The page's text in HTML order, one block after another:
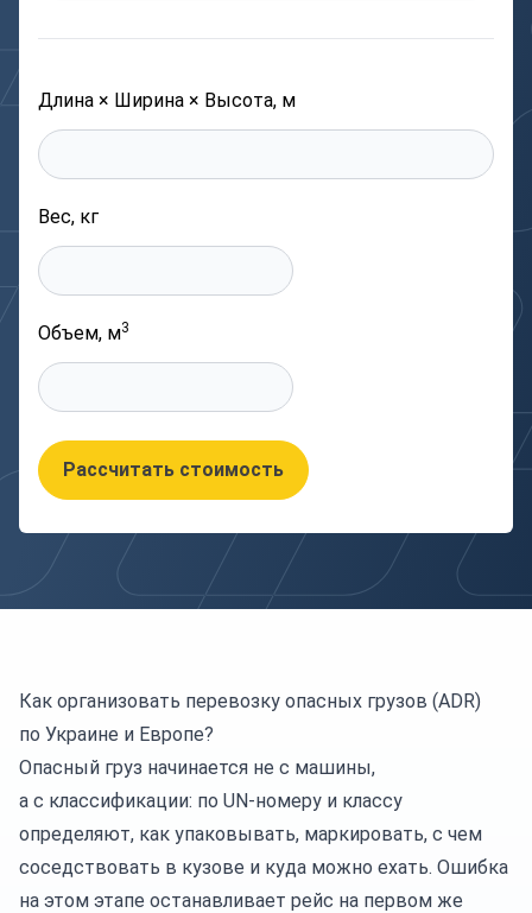
Длина × Ширина × Высота, м
Вес, кг
Объем, м3
Рассчитать стоимость
Как организовать перевозку опасных грузов (ADR)
по Украине и Европе?
Опасный груз начинается не с машины,
а с классификации: по UN-номеру и классу
определяют, как упаковывать, маркировать, с чем
соседствовать в кузове и куда можно ехать. Ошибка
на этом этапе останавливает рейс на первом же